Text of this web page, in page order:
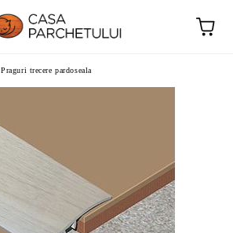
Praguri trecere pardoseala